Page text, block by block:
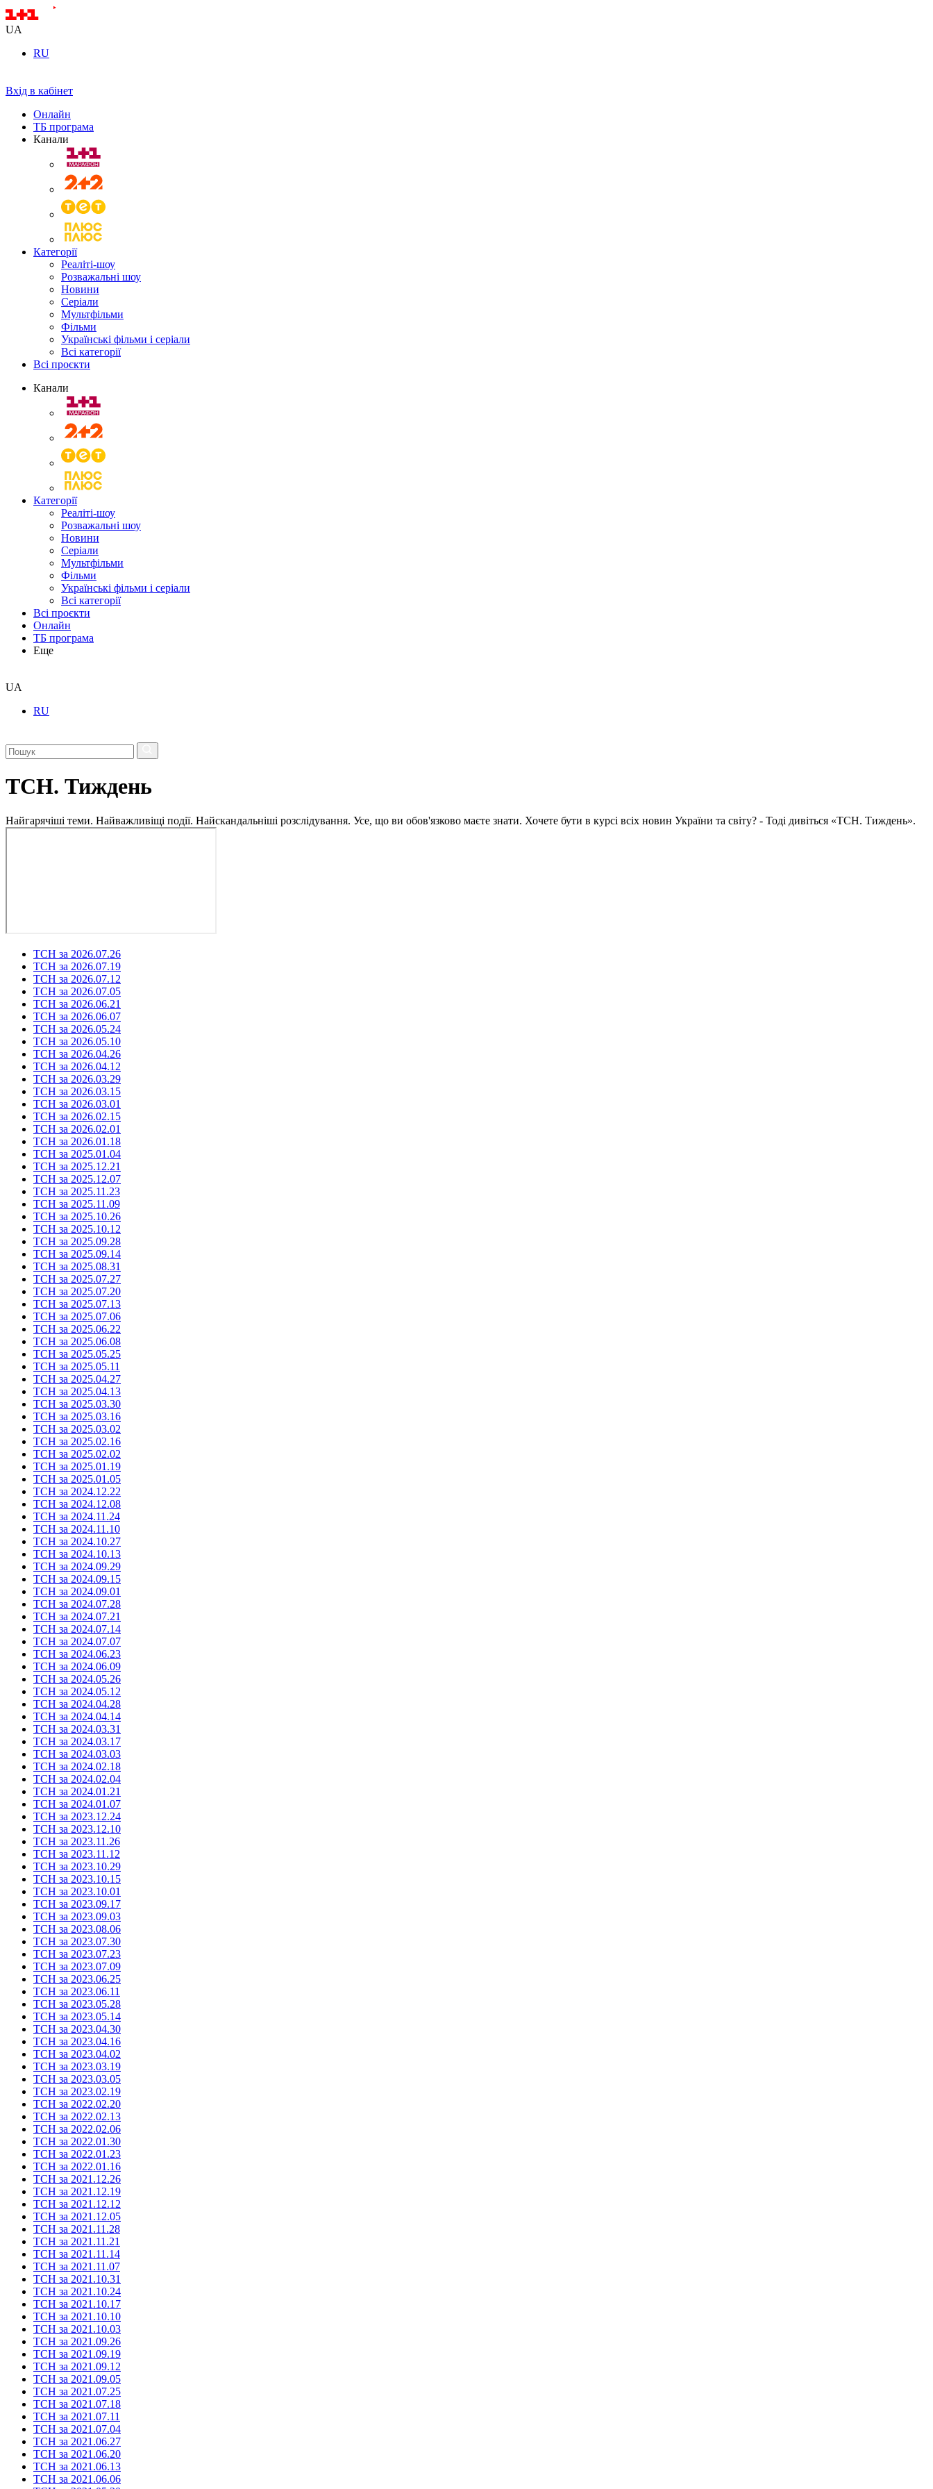
UA
RU
Вхід в кабінет
Онлайн
ТБ програма
Канали
Категорії
Реаліті-шоу
Розважальні шоу
Новини
Серіали
Мультфільми
Фільми
Українські фільми і серіали
Всі категорії
Всі проєкти
Канали
Категорії
Реаліті-шоу
Розважальні шоу
Новини
Серіали
Мультфільми
Фільми
Українські фільми і серіали
Всі категорії
Всі проєкти
Онлайн
ТБ програма
Еще
UA
RU
ТСН. Тиждень
Найгарячіші теми. Найважливіщі події. Найскандальніші розслідування. Усе, що ви обов'язково маєте знати. Хочете бути в курсі всіх новин України та світу? - Тоді дивіться «ТСН. Тиждень».
ТСН за 2026.07.26
ТСН за 2026.07.19
ТСН за 2026.07.12
ТСН за 2026.07.05
ТСН за 2026.06.21
ТСН за 2026.06.07
ТСН за 2026.05.24
ТСН за 2026.05.10
ТСН за 2026.04.26
ТСН за 2026.04.12
ТСН за 2026.03.29
ТСН за 2026.03.15
ТСН за 2026.03.01
ТСН за 2026.02.15
ТСН за 2026.02.01
ТСН за 2026.01.18
ТСН за 2025.01.04
ТСН за 2025.12.21
ТСН за 2025.12.07
ТСН за 2025.11.23
ТСН за 2025.11.09
ТСН за 2025.10.26
ТСН за 2025.10.12
ТСН за 2025.09.28
ТСН за 2025.09.14
ТСН за 2025.08.31
ТСН за 2025.07.27
ТСН за 2025.07.20
ТСН за 2025.07.13
ТСН за 2025.07.06
ТСН за 2025.06.22
ТСН за 2025.06.08
ТСН за 2025.05.25
ТСН за 2025.05.11
ТСН за 2025.04.27
ТСН за 2025.04.13
ТСН за 2025.03.30
ТСН за 2025.03.16
ТСН за 2025.03.02
ТСН за 2025.02.16
ТСН за 2025.02.02
ТСН за 2025.01.19
ТСН за 2025.01.05
ТСН за 2024.12.22
ТСН за 2024.12.08
ТСН за 2024.11.24
ТСН за 2024.11.10
ТСН за 2024.10.27
ТСН за 2024.10.13
ТСН за 2024.09.29
ТСН за 2024.09.15
ТСН за 2024.09.01
ТСН за 2024.07.28
ТСН за 2024.07.21
ТСН за 2024.07.14
ТСН за 2024.07.07
ТСН за 2024.06.23
ТСН за 2024.06.09
ТСН за 2024.05.26
ТСН за 2024.05.12
ТСН за 2024.04.28
ТСН за 2024.04.14
ТСН за 2024.03.31
ТСН за 2024.03.17
ТСН за 2024.03.03
ТСН за 2024.02.18
ТСН за 2024.02.04
ТСН за 2024.01.21
ТСН за 2024.01.07
ТСН за 2023.12.24
ТСН за 2023.12.10
ТСН за 2023.11.26
ТСН за 2023.11.12
ТСН за 2023.10.29
ТСН за 2023.10.15
ТСН за 2023.10.01
ТСН за 2023.09.17
ТСН за 2023.09.03
ТСН за 2023.08.06
ТСН за 2023.07.30
ТСН за 2023.07.23
ТСН за 2023.07.09
ТСН за 2023.06.25
ТСН за 2023.06.11
ТСН за 2023.05.28
ТСН за 2023.05.14
ТСН за 2023.04.30
ТСН за 2023.04.16
ТСН за 2023.04.02
ТСН за 2023.03.19
ТСН за 2023.03.05
ТСН за 2023.02.19
ТСН за 2022.02.20
ТСН за 2022.02.13
ТСН за 2022.02.06
ТСН за 2022.01.30
ТСН за 2022.01.23
ТСН за 2022.01.16
ТСН за 2021.12.26
ТСН за 2021.12.19
ТСН за 2021.12.12
ТСН за 2021.12.05
ТСН за 2021.11.28
ТСН за 2021.11.21
ТСН за 2021.11.14
ТСН за 2021.11.07
ТСН за 2021.10.31
ТСН за 2021.10.24
ТСН за 2021.10.17
ТСН за 2021.10.10
ТСН за 2021.10.03
ТСН за 2021.09.26
ТСН за 2021.09.19
ТСН за 2021.09.12
ТСН за 2021.09.05
ТСН за 2021.07.25
ТСН за 2021.07.18
ТСН за 2021.07.11
ТСН за 2021.07.04
ТСН за 2021.06.27
ТСН за 2021.06.20
ТСН за 2021.06.13
ТСН за 2021.06.06